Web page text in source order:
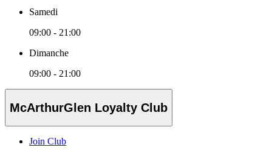
Samedi
09:00 - 21:00
Dimanche
09:00 - 21:00
McArthurGlen Loyalty Club
Join Club